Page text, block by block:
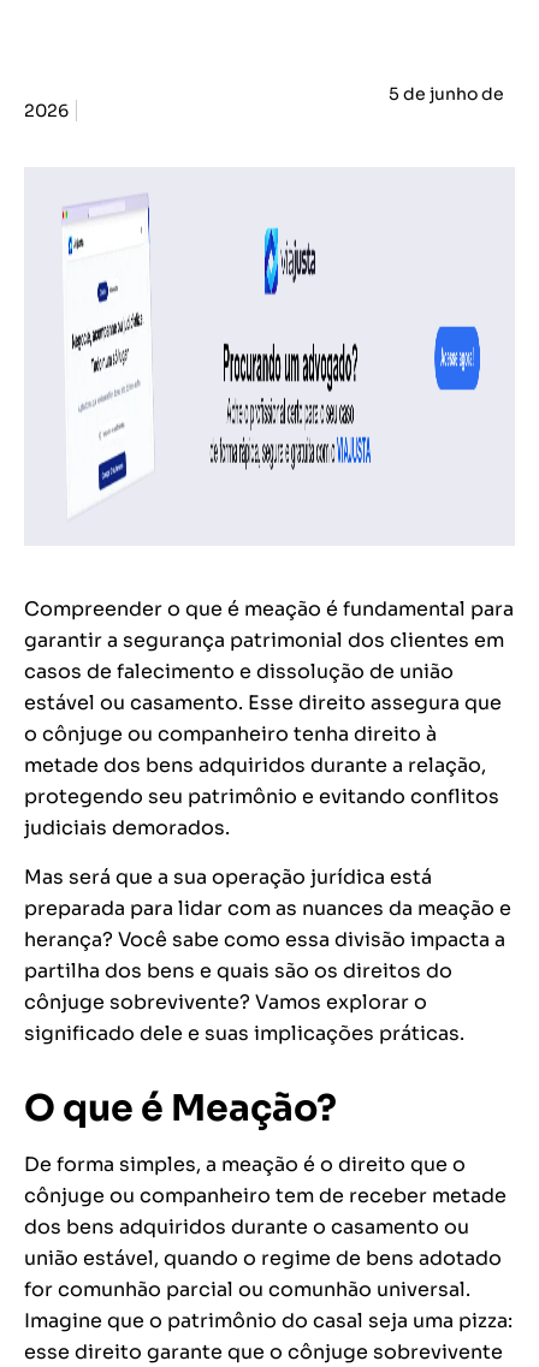
5 de junho de
2026
Compreender o que é meação é fundamental para
garantir a segurança patrimonial dos clientes em
casos de falecimento e dissolução de união
estável ou casamento. Esse direito assegura que
o cônjuge ou companheiro tenha direito à
metade dos bens adquiridos durante a relação,
protegendo seu patrimônio e evitando conflitos
judiciais demorados.
Mas será que a sua operação jurídica está
preparada para lidar com as nuances da meação e
herança? Você sabe como essa divisão impacta a
partilha dos bens e quais são os direitos do
cônjuge sobrevivente? Vamos explorar o
significado dele e suas implicações práticas.
O que é Meação?
De forma simples, a meação é o direito que o
cônjuge ou companheiro tem de receber metade
dos bens adquiridos durante o casamento ou
união estável, quando o regime de bens adotado
for comunhão parcial ou comunhão universal.
Imagine que o patrimônio do casal seja uma pizza:
esse direito garante que o cônjuge sobrevivente